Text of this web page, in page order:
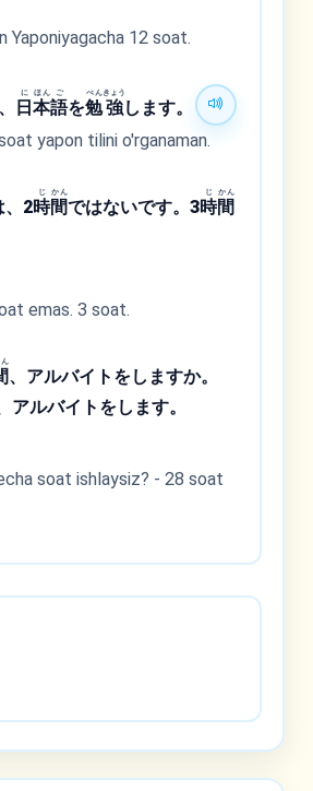
Yaponiyagacha 12 soat.
、 日
に
本
ほん
語
ご
を勉
べん
強
きょう
します。
yapon tilini o'rganaman.
、2時
じ
間
かん
ではないです。3時
じ
間
かん
emas. 3 soat.
、アルバイトをしますか。
アルバイトをします。
soat ishlaysiz? - 28 soat